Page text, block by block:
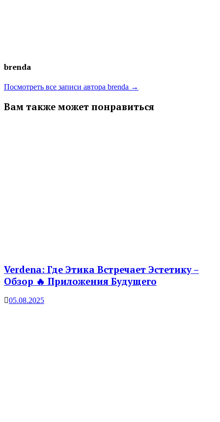
brenda
Посмотреть все записи автора brenda →
Вам также может понравиться
Verdena: Где Этика Встречает Эстетику –
Обзор 🔥 Приложения Будущего
05.08.2025